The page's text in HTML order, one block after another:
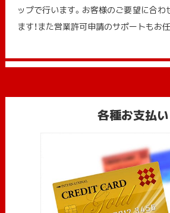
ップで行います。お客様のご要望に合わ
ます！また営業許可申請のサポートもお
各種お支払い